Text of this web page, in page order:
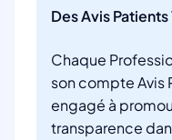
Des Avis
Chaque
son compte Avis
engagé à
transparence